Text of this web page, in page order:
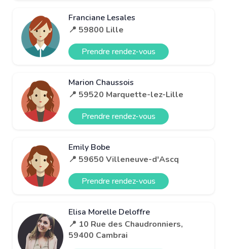
Franciane Lesales
📍 59800 Lille
Prendre rendez-vous
Marion Chaussois
📍 59520 Marquette-lez-Lille
Prendre rendez-vous
Emily Bobe
📍 59650 Villeneuve-d'Ascq
Prendre rendez-vous
Elisa Morelle Deloffre
📍 10 Rue des Chaudronniers,
59400 Cambrai